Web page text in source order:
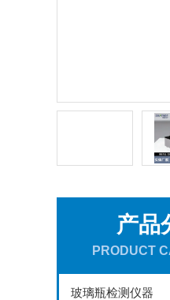
产品
PRODUCT
玻璃瓶检测仪器